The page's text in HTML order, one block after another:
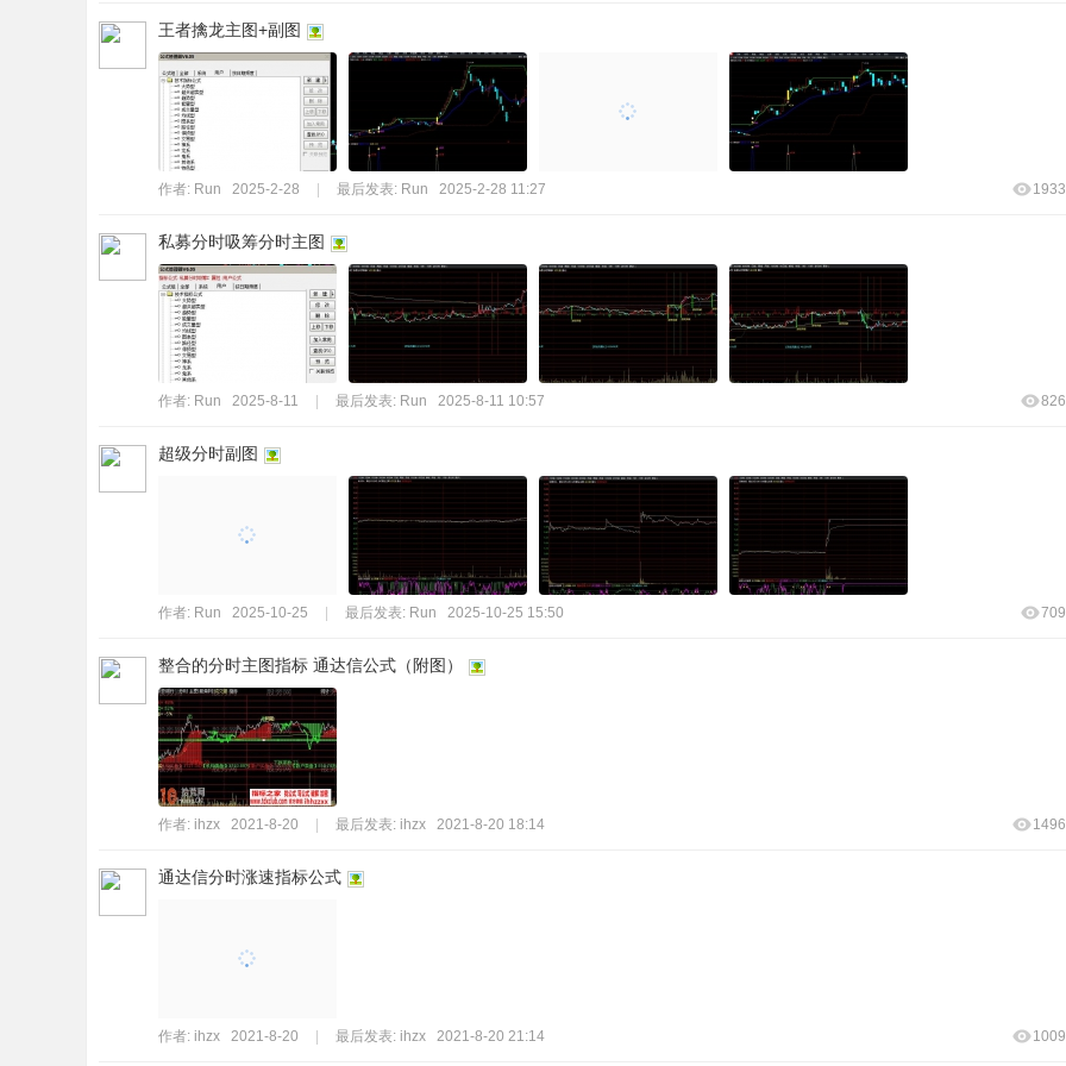
王者擒龙主图+副图
作者: Run 2025-2-28 最后发表: Run 2025-2-28 11:27 1933
私募分时吸筹分时主图
作者: Run 2025-8-11 最后发表: Run 2025-8-11 10:57 826
超级分时副图
作者: Run 2025-10-25 最后发表: Run 2025-10-25 15:50 709
整合的分时主图指标 通达信公式（附图）
作者: ihzx 2021-8-20 最后发表: ihzx 2021-8-20 18:14 1496
通达信分时涨速指标公式
作者: ihzx 2021-8-20 最后发表: ihzx 2021-8-20 21:14 1009